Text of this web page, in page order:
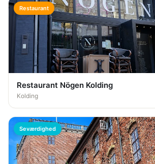
Restaurant
Restaurant Nögen Kolding
Kolding
Seværdighed